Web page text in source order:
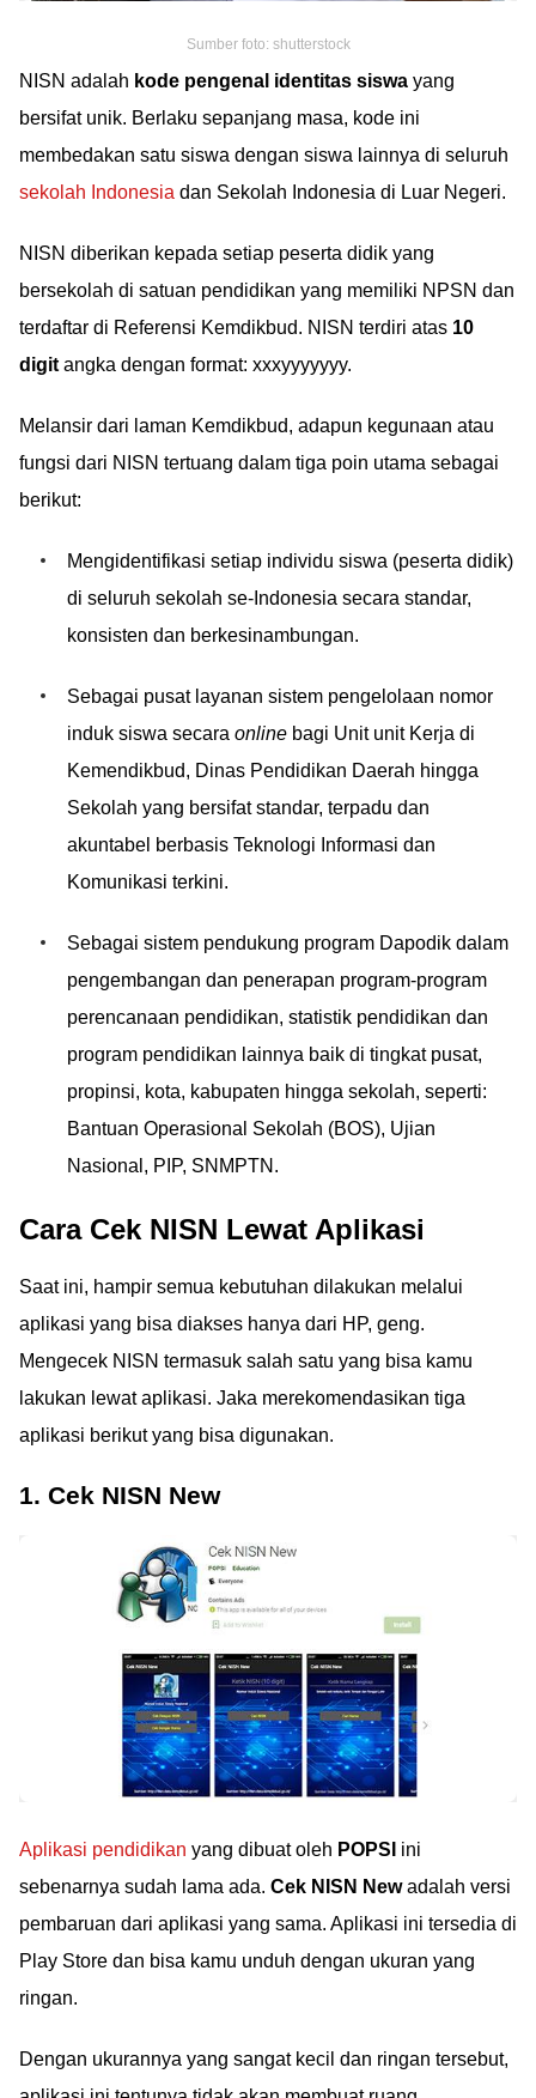
Sumber foto: shutterstock
NISN adalah kode pengenal identitas siswa yang
bersifat unik. Berlaku sepanjang masa, kode ini
membedakan satu siswa dengan siswa lainnya di seluruh
sekolah Indonesia dan Sekolah Indonesia di Luar Negeri.
NISN diberikan kepada setiap peserta didik yang
bersekolah di satuan pendidikan yang memiliki NPSN dan
terdaftar di Referensi Kemdikbud. NISN terdiri atas 10
digit angka dengan format: xxxyyyyyyy.
Melansir dari laman Kemdikbud, adapun kegunaan atau
fungsi dari NISN tertuang dalam tiga poin utama sebagai
berikut:
Mengidentifikasi setiap individu siswa (peserta didik)
di seluruh sekolah se-Indonesia secara standar,
konsisten dan berkesinambungan.
Sebagai pusat layanan sistem pengelolaan nomor
induk siswa secara online bagi Unit unit Kerja di
Kemendikbud, Dinas Pendidikan Daerah hingga
Sekolah yang bersifat standar, terpadu dan
akuntabel berbasis Teknologi Informasi dan
Komunikasi terkini.
Sebagai sistem pendukung program Dapodik dalam
pengembangan dan penerapan program-program
perencanaan pendidikan, statistik pendidikan dan
program pendidikan lainnya baik di tingkat pusat,
propinsi, kota, kabupaten hingga sekolah, seperti:
Bantuan Operasional Sekolah (BOS), Ujian
Nasional, PIP, SNMPTN.
Cara Cek NISN Lewat Aplikasi
Saat ini, hampir semua kebutuhan dilakukan melalui
aplikasi yang bisa diakses hanya dari HP, geng.
Mengecek NISN termasuk salah satu yang bisa kamu
lakukan lewat aplikasi. Jaka merekomendasikan tiga
aplikasi berikut yang bisa digunakan.
1. Cek NISN New
Aplikasi pendidikan yang dibuat oleh POPSI ini
sebenarnya sudah lama ada. Cek NISN Newadalah versi
pembaruan dari aplikasi yang sama. Aplikasi ini tersedia di
Play Store dan bisa kamu unduh dengan ukuran yang
ringan.
Dengan ukurannya yang sangat kecil dan ringan tersebut,